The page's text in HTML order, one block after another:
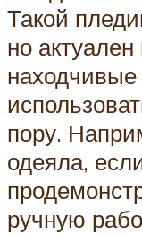
Такой
но
пору.
одеяла,
ручную